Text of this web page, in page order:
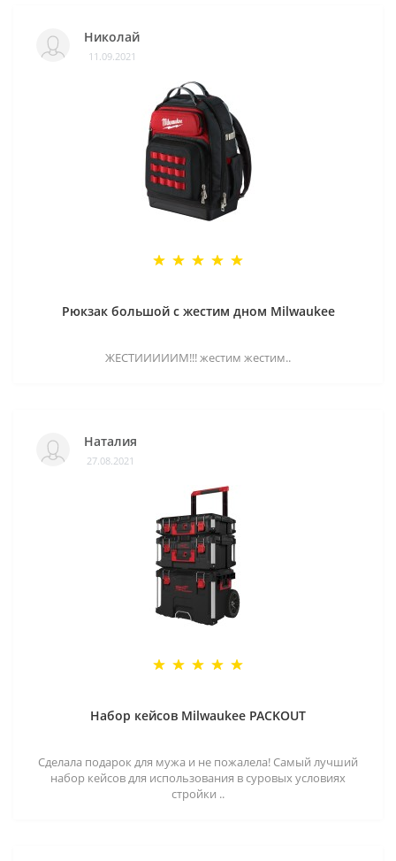
Николай
11.09.2021
Рюкзак большой с жестим дном Milwaukee
ЖЕСТИИИИИМ!!! жестим жестим..
Наталия
27.08.2021
Набор кейсов Milwaukee PACKOUT
Сделала подарок для мужа и не пожалела! Самый лучший
набор кейсов для использования в суровых условиях
стройки ..